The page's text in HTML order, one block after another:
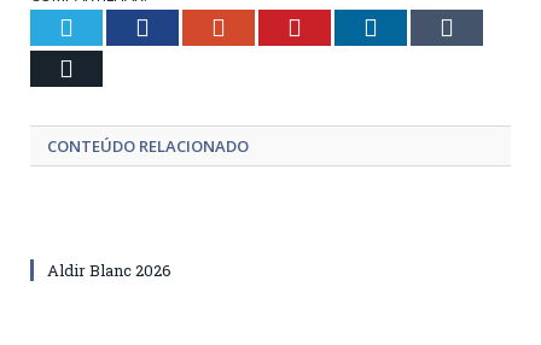
Twitter Facebook Google+ Pinterest LinkedIn
CONTEÚDO RELACIONADO
Aldir Blanc 2026